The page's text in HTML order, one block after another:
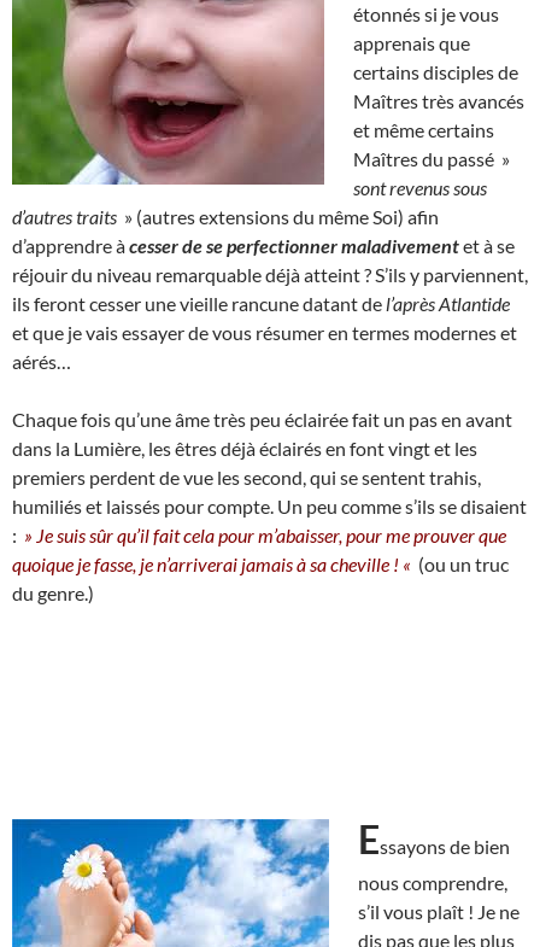
étonnés si je vous
apprenais que
certains disciples de
Maîtres très avancés
et même certains
Maîtres du passé »
sont revenus sous
d’autres traits » (autres extensions du même Soi) afin
d’apprendre àcesser de se perfectionner maladivementet à se
réjouir du niveau remarquable déjà atteint ? S’ils y parviennent,
ils feront cesser une vieille rancune datant de l’après Atlantide
et que je vais essayer de vous résumer en termes modernes et
aérés…
Chaque fois qu’une âme très peu éclairée fait un pas en avant
dans la Lumière, les êtres déjà éclairés en font vingt et les
premiers perdent de vue les second, qui se sentent trahis,
humiliés et laissés pour compte. Un peu comme s’ils se disaient
: » Je suis sûr qu’il fait cela pour m’abaisser, pour me prouver que
quoique je fasse, je n’arriverai jamais à sa cheville ! « (ou un truc
du genre.)
Essayons de bien
nous comprendre,
s’il vous plaît ! Je ne
dis pas que les plus